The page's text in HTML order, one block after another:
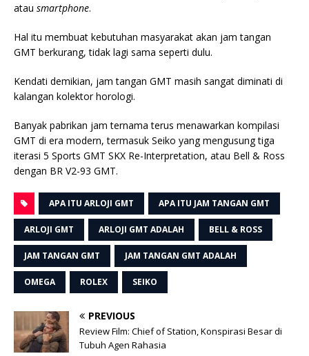
atau smartphone.
Hal itu membuat kebutuhan masyarakat akan jam tangan
GMT berkurang, tidak lagi sama seperti dulu.
Kendati demikian, jam tangan GMT masih sangat diminati di
kalangan kolektor horologi.
Banyak pabrikan jam ternama terus menawarkan kompilasi
GMT di era modern, termasuk Seiko yang mengusung tiga
iterasi 5 Sports GMT SKX Re-Interpretation, atau Bell & Ross
dengan BR V2-93 GMT.
APA ITU ARLOJI GMT APA ITU JAM TANGAN GMT
ARLOJI GMT ARLOJI GMT ADALAH BELL & ROSS
JAM TANGAN GMT JAM TANGAN GMT ADALAH
OMEGA ROLEX SEIKO
PREVIOUS
Review Film: Chief of Station, Konspirasi Besar di
Tubuh Agen Rahasia